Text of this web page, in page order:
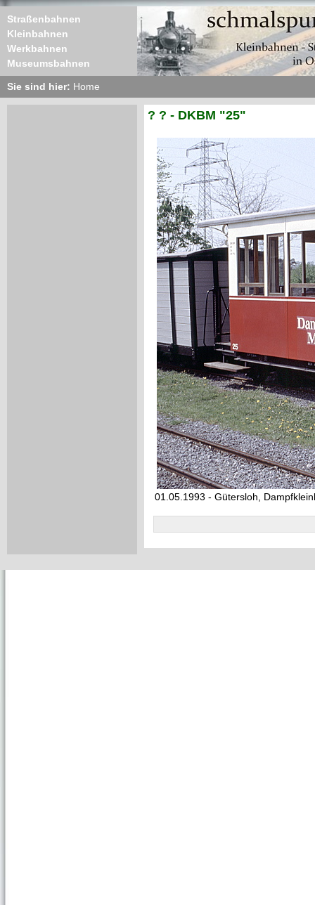
Straßenbahnen
Kleinbahnen
Werkbahnen
Museumsbahnen
Sie sind hier: Home
? ? - DKBM "25"
01.05.1993 - Gütersloh,